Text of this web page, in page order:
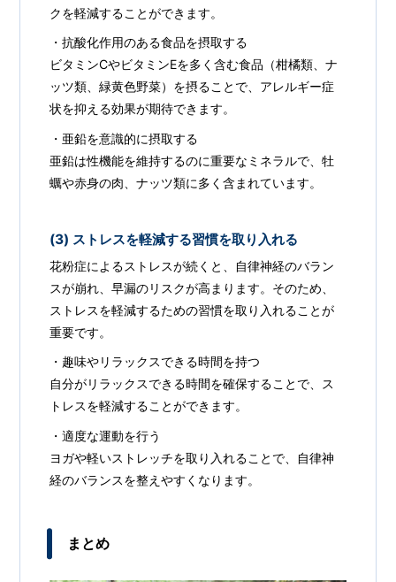
クを軽減することができます。
・抗酸化作用のある食品を摂取する
ビタミンCやビタミンEを多く含む食品（柑橘類、ナ
ッツ類、緑黄色野菜）を摂ることで、アレルギー症
状を抑える効果が期待できます。
・亜鉛を意識的に摂取する
亜鉛は性機能を維持するのに重要なミネラルで、牡
蠣や赤身の肉、ナッツ類に多く含まれています。
(3) ストレスを軽減する習慣を取り入れる
花粉症によるストレスが続くと、自律神経のバラン
スが崩れ、早漏のリスクが高まります。そのため、
ストレスを軽減するための習慣を取り入れることが
重要です。
・趣味やリラックスできる時間を持つ
自分がリラックスできる時間を確保することで、ス
トレスを軽減することができます。
・適度な運動を行う
ヨガや軽いストレッチを取り入れることで、自律神
経のバランスを整えやすくなります。
まとめ